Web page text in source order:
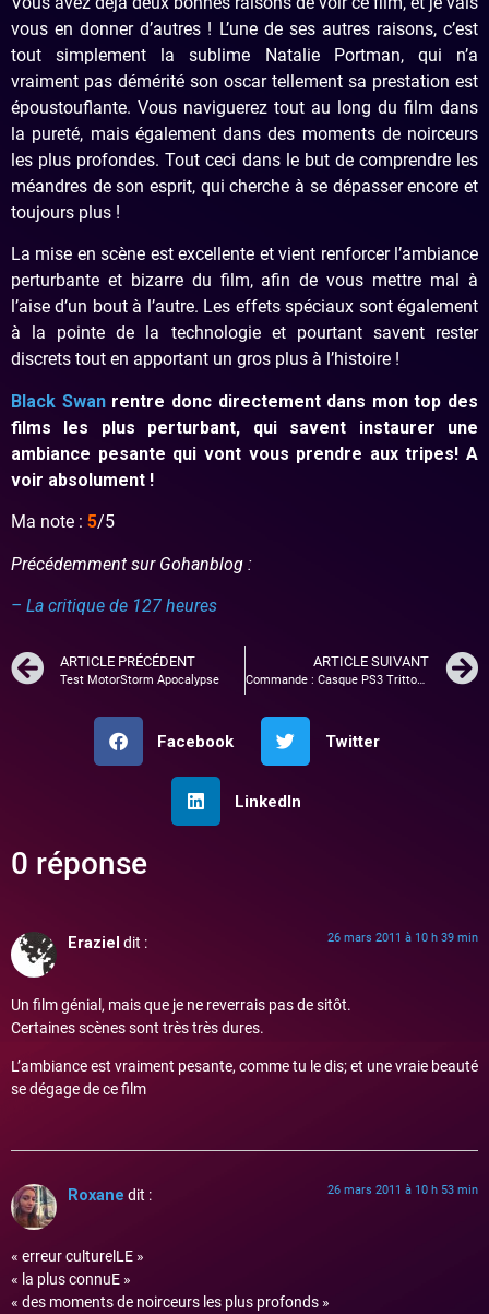
vous en donner d’autres ! L’une de ses autres raisons, c’est
tout simplement la sublime Natalie Portman, qui n’a
vraiment pas démérité son oscar tellement sa prestation est
époustouflante. Vous naviguerez tout au long du film dans
la pureté, mais également dans des moments de noirceurs
les plus profondes. Tout ceci dans le but de comprendre les
méandres de son esprit, qui cherche à se dépasser encore et
toujours plus !
La mise en scène est excellente et vient renforcer l’ambiance
perturbante et bizarre du film, afin de vous mettre mal à
l’aise d’un bout à l’autre. Les effets spéciaux sont également
à la pointe de la technologie et pourtant savent rester
discrets tout en apportant un gros plus à l’histoire !
Black Swanrentre donc directement dans mon top des
films les plus perturbant, qui savent instaurer une
ambiance pesante qui vont vous prendre aux tripes! A
voir absolument !
Ma note : 5/5
Précédemment sur Gohanblog :
– La critique de 127 heures
ARTICLE PRÉCÉDENT
Test MotorStorm Apocalypse
ARTICLE SUIVANT
Commande : Casque PS3 Tritton AX Pro Madcatz
Facebook Twitter
LinkedIn
0 réponse
Eraziel dit : 26 mars 2011 à 10 h 39 min
Un film génial, mais que je ne reverrais pas de sitôt.
Certaines scènes sont très très dures.
L’ambiance est vraiment pesante, comme tu le dis; et une vraie beauté
se dégage de ce film
Roxane dit : 26 mars 2011 à 10 h 53 min
« erreur culturelLE »
« la plus connuE »
« des moments de noirceurs les plus profonds »